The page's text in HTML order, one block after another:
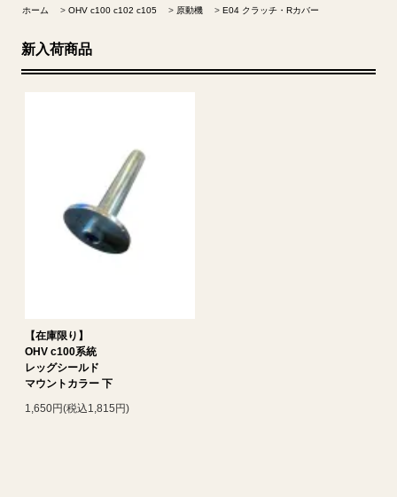
ホーム
> OHV c100 c102 c105 > 原動機 > E04 クラッチ・Rカバー
新入荷商品
【在庫限り】
OHV c100系統
レッグシールド
マウントカラー 下
1,650円(税込1,815円)